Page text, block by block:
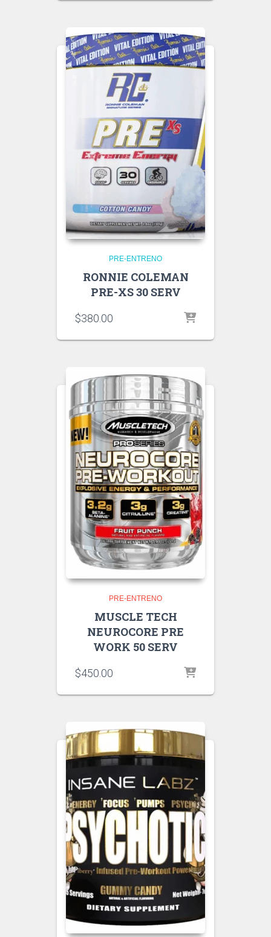
PRE-ENTRENO
RONNIE COLEMAN
PRE-XS 30 SERV
$380.00
PRE-ENTRENO
MUSCLE TECH
NEUROCORE PRE
WORK 50 SERV
$450.00